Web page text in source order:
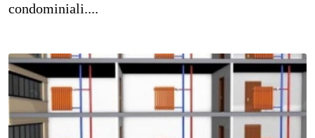
condominiali....